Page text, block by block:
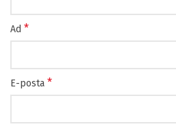
Ad *
E-posta *